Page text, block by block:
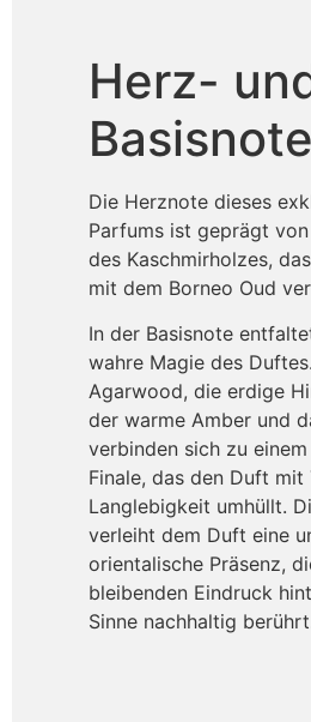
Herz-
Die Herznote dieses
Parfums ist geprägt
des Kaschmirholzes,
mit dem Borneo Oud
In der Basisnote
wahre Magie des
Agarwood, die erdige
der warme Amber und
verbinden sich zu
Finale, das den Duft mit
Langlebigkeit umhüllt.
verleiht dem Duft eine
orientalische Präsenz,
bleibenden Eindruck
Sinne nachhaltig